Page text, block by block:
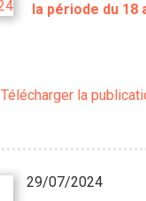
la période du 18
Télécharger la
29/07/2024